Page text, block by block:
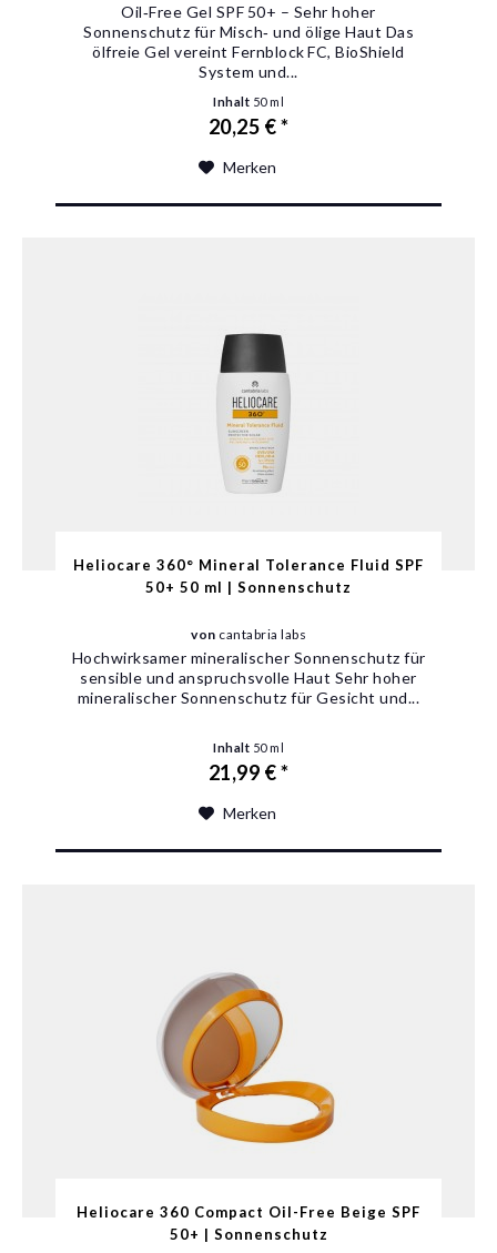
Oil‑Free Gel SPF 50+ – Sehr hoher
Sonnenschutz für Misch‑ und ölige Haut Das
ölfreie Gel vereint Fernblock FC, BioShield
System und...
Inhalt 50 ml
20,25 € *
Merken
Heliocare 360° Mineral Tolerance Fluid SPF
50+ 50 ml | Sonnenschutz
von cantabria labs
Hochwirksamer mineralischer Sonnenschutz für
sensible und anspruchsvolle Haut Sehr hoher
mineralischer Sonnenschutz für Gesicht und...
Inhalt 50 ml
21,99 € *
Merken
Heliocare 360 Compact Oil-Free Beige SPF
50+ | Sonnenschutz